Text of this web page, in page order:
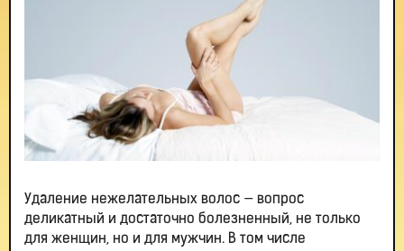
Удаление нежелательных волос — вопрос
деликатный и достаточно болезненный, не только
для женщин, но и для мужчин. В том числе